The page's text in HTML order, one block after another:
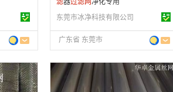
东莞市冰净科技有限公司
广东省 东莞市